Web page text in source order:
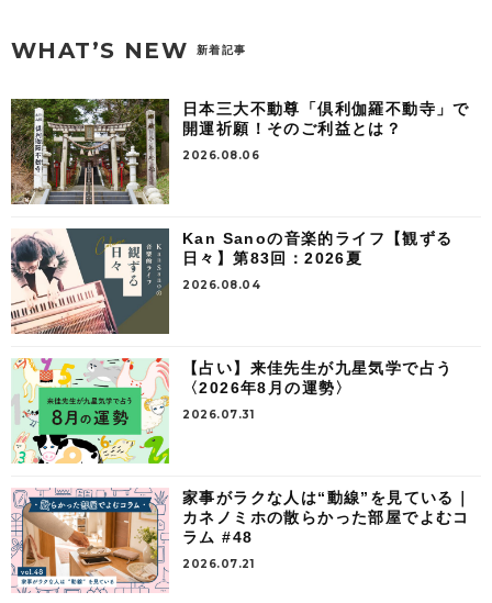
WHAT’S NEW 新着記事
日本三大不動尊「倶利伽羅不動寺」で
開運祈願！そのご利益とは？
2026.08.06
Kan Sanoの音楽的ライフ【観ずる
日々】第83回：2026夏
2026.08.04
【占い】来佳先生が九星気学で占う
〈2026年8月の運勢〉
2026.07.31
家事がラクな人は“動線”を見ている｜
カネノミホの散らかった部屋でよむコ
ラム #48
2026.07.21